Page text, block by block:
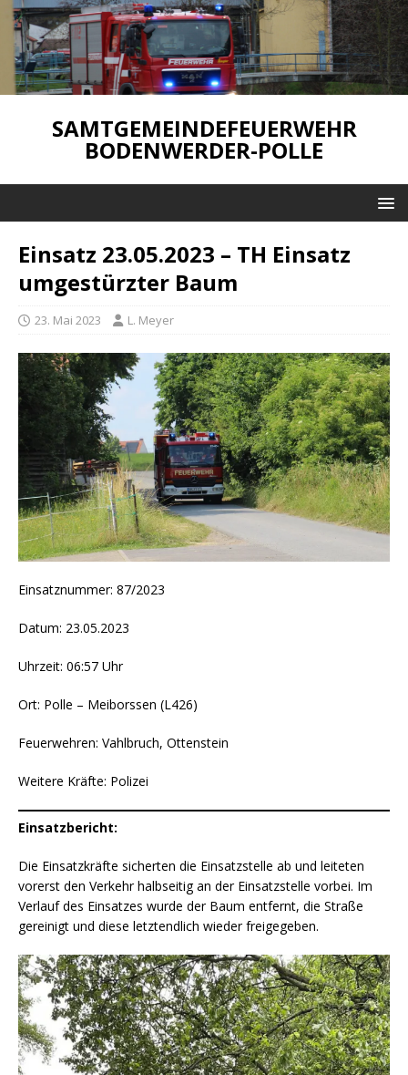
SAMTGEMEINDEFEUERWEHR
BODENWERDER-POLLE
Einsatz 23.05.2023 – TH Einsatz
umgestürzter Baum
23. Mai 2023 L. Meyer
Einsatznummer: 87/2023
Datum: 23.05.2023
Uhrzeit: 06:57 Uhr
Ort: Polle – Meiborssen (L426)
Feuerwehren: Vahlbruch, Ottenstein
Weitere Kräfte: Polizei
Einsatzbericht:
Die Einsatzkräfte sicherten die Einsatzstelle ab und leiteten
vorerst den Verkehr halbseitig an der Einsatzstelle vorbei. Im
Verlauf des Einsatzes wurde der Baum entfernt, die Straße
gereinigt und diese letztendlich wieder freigegeben.